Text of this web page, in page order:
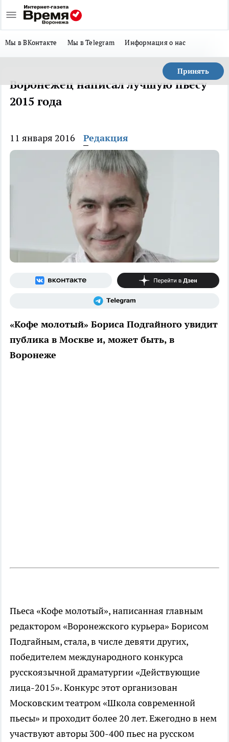
Мы в ВКонтакте Мы в Telegram Информация о нас
Принять
Воронежец написал лучшую пьесу
2015 года
11 января 2016 Редакция
«Кофе молотый» Бориса Подгайного увидит
публика в Москве и, может быть, в
Воронеже
Пьеса «Кофе молотый», написанная главным
редактором «Воронежского курьера» Борисом
Подгайным, стала, в числе девяти других,
победителем международного конкурса
русскоязычной драматургии «Действующие
лица-2015». Конкурс этот организован
Московским театром «Школа современной
пьесы» и проходит более 20 лет. Ежегодно в нем
участвуют авторы 300-400 пьес на русском